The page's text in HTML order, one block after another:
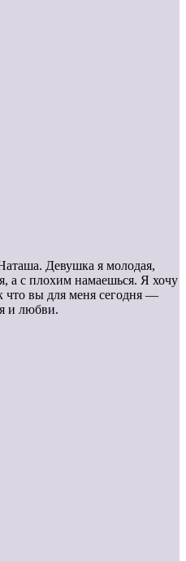
Девушка я молодая,
а с плохим намаешься. Я хочу
что вы для меня сегодня —
и любви.